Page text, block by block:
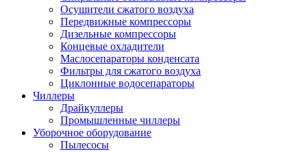
Осушители сжатого воздуха
Передвижные компрессоры
Дизельные компрессоры
Концевые охладители
Маслосепараторы конденсата
Фильтры для сжатого воздуха
Циклонные водосепараторы
Чиллеры
Драйкуллеры
Промышленные чиллеры
Уборочное оборудование
Пылесосы